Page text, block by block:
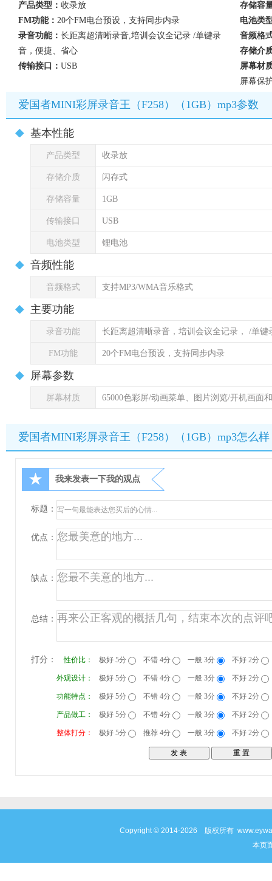
产品类型： 收录放
存储容
FM功能： 20个FM电台预设，支持同步内录
电池类
录音功能： 长距离超清晰录音,培训会议全记录 /单键录
音，便捷、省心
音频格
存储介
传输接口： USB
屏幕材
屏幕保
爱国者MINI彩屏录音王（F258）（1GB）mp3参数
基本性能
产品类型 收录放
存储介质 闪存式
存储容量 1GB
传输接口 USB
电池类型 锂电池
音频性能
音频格式 支持MP3/WMA音乐格式
主要功能
录音功能 长距离超清晰录音，培训会议全记录， /单键
FM功能 20个FM电台预设，支持同步内录
屏幕参数
屏幕材质 65000色彩屏/动画菜单、图片浏览/开机画面
爱国者MINI彩屏录音王（F258）（1GB）mp3怎么样
★ 我来发表一下我的观点
标题：
优点：
缺点：
总结：
打分： 性价比： 极好 5分 不错 4分 一般 3分 不好 2分
外观设计： 极好 5分 不错 4分 一般 3分 不好 2分
功能特点： 极好 5分 不错 4分 一般 3分 不好 2分
产品做工： 极好 5分 不错 4分 一般 3分 不好 2分
整体打分： 极好 5分 推荐 4分 一般 3分 不好 2分
Copyright © 2014-2026 版权所有
本页